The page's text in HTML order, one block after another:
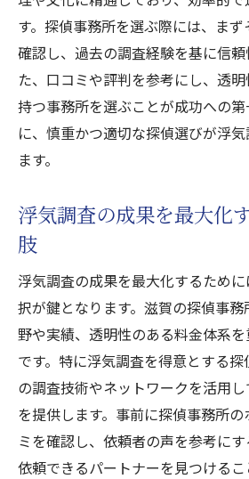
す。探偵事務所を選ぶ際には、ま
確認し、過去の調査経験を基に信
た、口コミや評判を参考にし、透
持つ事務所を選ぶことが成功への
に、慎重かつ適切な探偵選びが浮
ます。
浮気調査の成果を最大化
肢
浮気調査の成果を最大化するため
択が鍵となります。滋賀の探偵事
野や実績、透明性のある料金体系
です。特に浮気調査を得意とする
の調査技術やネットワークを活用
を提供します。事前に探偵事務所
ミを確認し、依頼者の声を参考に
依頼できるパートナーを見つける